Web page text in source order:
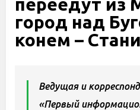
переедут из
город над
конем –
Ведущая и
«Первый